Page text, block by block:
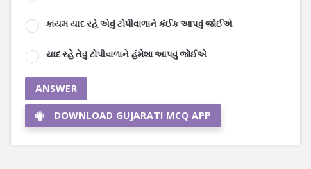
કાયમ યાદ રહે એવું ટોપીવાળાને કંઈક આપવું જોઈએ
યાદ રહે તેવું ટોપીવાળાને હંમેશા આપવું જોઈએ
ANSWER
DOWNLOAD GUJARATI MCQ APP